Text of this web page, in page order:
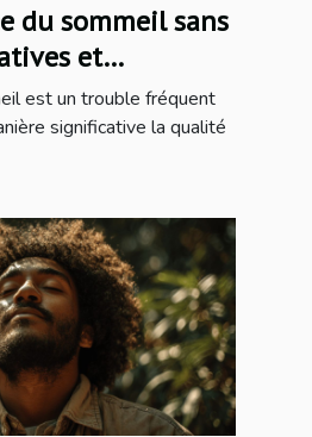
du sommeil sans
et
est un trouble fréquent
significative la qualité